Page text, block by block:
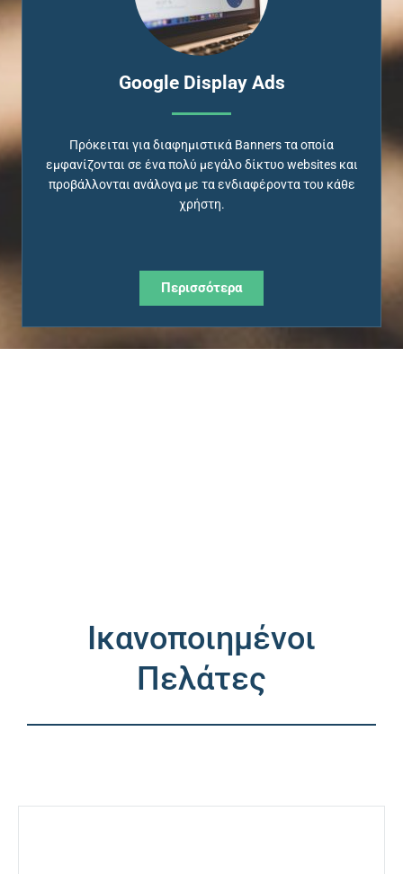
Google Display Ads
Πρόκειται για διαφημιστικά Banners τα οποία
εμφανίζονται σε ένα πολύ μεγάλο δίκτυο websites και
προβάλλονται ανάλογα με τα ενδιαφέροντα του κάθε
χρήστη.
Περισσότερα
Ικανοποιημένοι
Πελάτες